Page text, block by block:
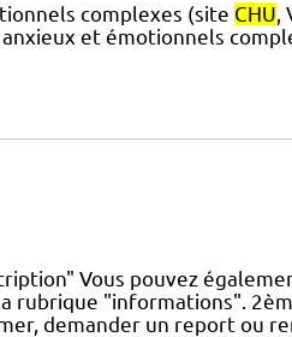
complexes (site CHU,
et émotionnels
Vous pouvez
rubrique "informations".
demander un report ou